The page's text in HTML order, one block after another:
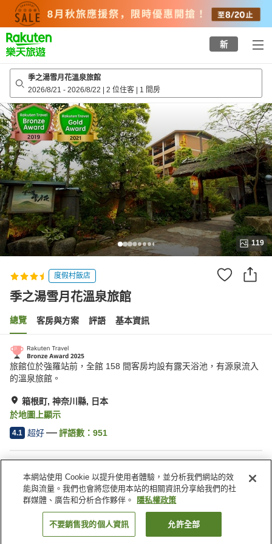
top
page
新
季之湯雪月花溫泉旅館
2026/8/21 - 2026/8/22 | 2 位住客 | 1 間房
119
度假村飯店
季之湯雪月花溫泉旅館
總覽 客房與方案 評語 基本資訊
旅館位於強羅站前，全館 158 間客房均設有露天浴池，有源泉流入
的溫泉旅館。
箱根町, 神奈川縣, 日本
於地圖上顯示
4.1 超好 評語數： 951
停車場
三溫暖
Spa／美容沙龍
休息室
日本 神奈川縣 箱根町 季之湯雪月花溫泉旅館
找客房
本網站使用 Cookie 以提升使用者體驗，並分析我們網站的效
能與流量。我們也會將您使用本站的相關資訊分享給我們的社
群媒體、廣告和分析合作夥伴。
隱私權政策
不要銷售我的個人資訊 允許全部